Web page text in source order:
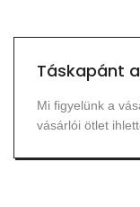
Táskapánt
Mi figyelünk a
vásárlói ötlet